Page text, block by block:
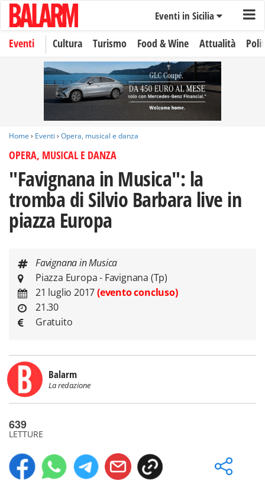
Eventi in Sicilia
Eventi Cultura Turismo Food & Wine Attualità
Home › Eventi › Opera, musical e danza
OPERA, MUSICAL E DANZA
"Favignana in Musica": la
tromba di Silvio Barbara live in
piazza Europa
Favignana in Musica
Piazza Europa - Favignana (Tp)
21 luglio 2017(evento concluso)
21.30
Gratuito
Balarm
La redazione
639
LETTURE